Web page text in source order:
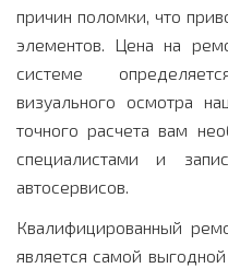
причин поломки, что
элементов. Цена на
системе
визуального осмотра
точного расчета вам
специалистами и
автосервисов.
Квалифицированный
является самой